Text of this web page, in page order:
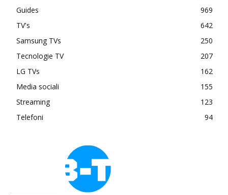
Guides
969
TV's
642
Samsung TVs
250
Tecnologie TV
207
LG TVs
162
Media sociali
155
Streaming
123
Telefoni
94